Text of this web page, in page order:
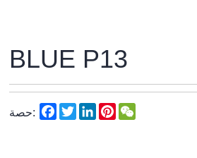
BLUE P13
حصة: Facebook
TwitterLinkedInPinterestWeChat